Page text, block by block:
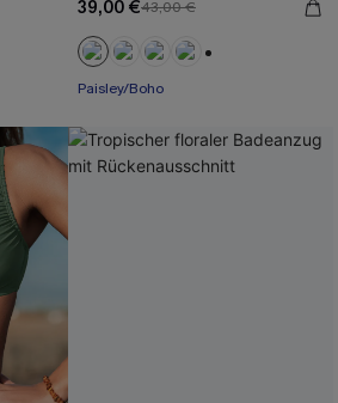
39,00 €43,00 €
Paisley/Boho